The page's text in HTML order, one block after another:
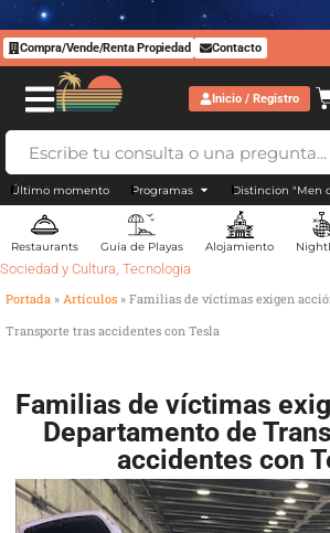
Compra/Vende/Renta Propiedad Contacto
Inicio / Registro
Último momento Programas Distincion "Men
Restaurants Guía de Playas Alojamiento
Sociedad y Cultura, Tecnologia
Portada » Artículos » Familias de víctimas exigen
Transporte tras accidentes con Tesla
Familias de víctimas
Departamento de
accidentes con